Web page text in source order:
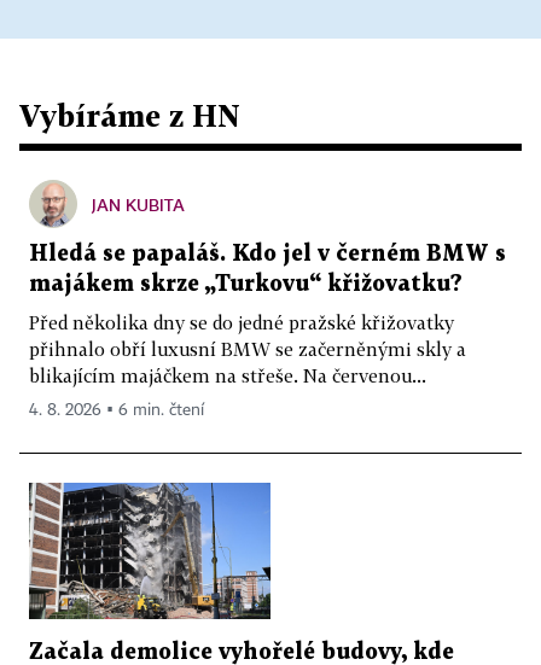
Vybíráme z HN
JAN KUBITA
Hledá se papaláš. Kdo jel v černém BMW s
majákem skrze „Turkovu“ křižovatku?
Před několika dny se do jedné pražské křižovatky
přihnalo obří luxusní BMW se začerněnými skly a
blikajícím majáčkem na střeše. Na červenou...
4. 8. 2026 ▪ 6 min. čtení
Začala demolice vyhořelé budovy, kde